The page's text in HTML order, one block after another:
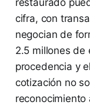
restaurado
cifra, con
negocian de
2.5 millones de
procedencia y
cotización no